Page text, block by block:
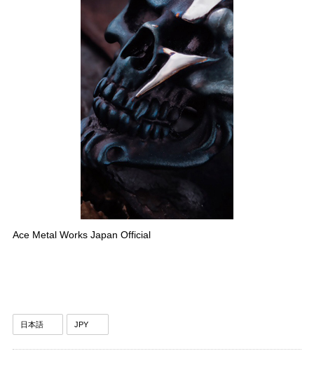
Ace Metal Works Japan Official